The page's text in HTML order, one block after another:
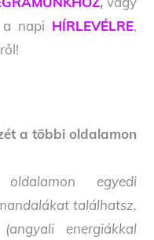
napi HÍRLEVÉLRE,
a többi oldalamon
egyedi
találhatsz,
energiákkal